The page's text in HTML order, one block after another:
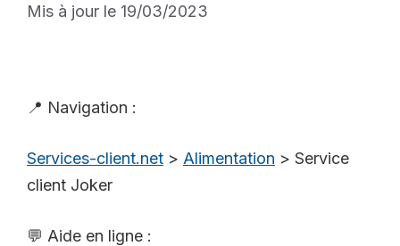
Mis à jour le 19/03/2023
📍 Navigation :
Services-client.net > Alimentation > Service
client Joker
💬 Aide en ligne :